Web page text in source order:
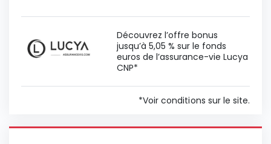
Découvrez l’offre bonus
jusqu’à 5,05 % sur le fonds
euros de l’assurance-vie Lucya
CNP*
*Voir conditions sur le site.